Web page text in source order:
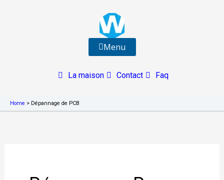
Menu
La maison Contact Faq
Home > Dépannage de PCB